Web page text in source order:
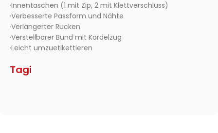
·Innentaschen (1 mit Zip, 2 mit Klettverschluss)
·Verbesserte Passform und Nähte
·Verlängerter Rücken
·Verstellbarer Bund mit Kordelzug
·Leicht umzuetikettieren
Tagi